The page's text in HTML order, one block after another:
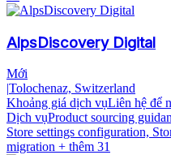
AlpsDiscovery Digital
Mới
|Tolochenaz, Switzerland
Khoảng giá dịch vụLiên hệ để
Dịch vụProduct sourcing
Store settings configuration,
migration + thêm 31